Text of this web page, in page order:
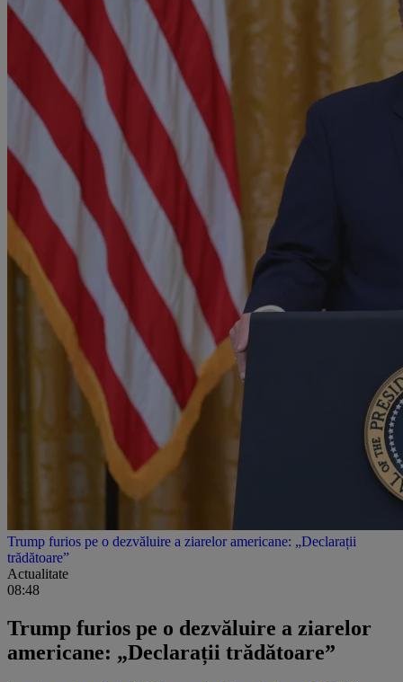
Trump furios pe o dezvăluire a ziarelor americane: „Declarații
trădătoare”
Actualitate
08:48
Trump furios pe o dezvăluire a ziarelor
americane: „Declarații trădătoare”